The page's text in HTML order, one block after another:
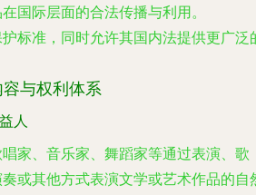
国际层面的合法传播与利用。
标准，同时允许其国内法提供更广泛
与权利体系
人
唱家、音乐家、舞蹈家等通过表演、歌
或其他方式表演文学或艺术作品的自